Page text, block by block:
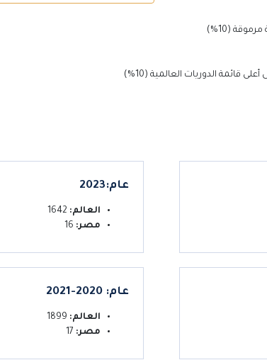
(10%)
قائمة الدوريات العالمية (10%)
عام:2023
العالم:
مصر:
عام: 2020-2021
العالم:
مصر: